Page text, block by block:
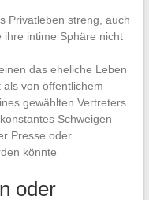
Privatleben streng, auch
ihre intime Sphäre nicht
das eheliche Leben
von öffentlichem
gewählten Vertreters
Schweigen
Presse oder
könnte
oder